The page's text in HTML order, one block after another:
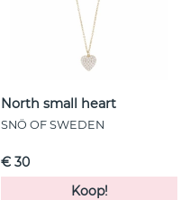
North small heart
SNÖ OF SWEDEN
€ 30
Koop!